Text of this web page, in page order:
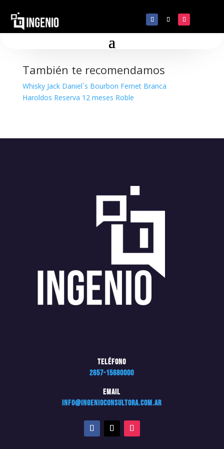
Santa Julia Chardonay
También te recomendamos
Whisky Jack Daniel´s Bourbon Fernet Branca
Haroldos Reserva 12 meses Roble
Teléfono
2657-15680000
Email
info@ingenioconsultora.com.ar